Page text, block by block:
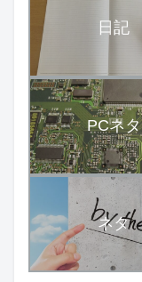
日記
PCネタ
ネタ